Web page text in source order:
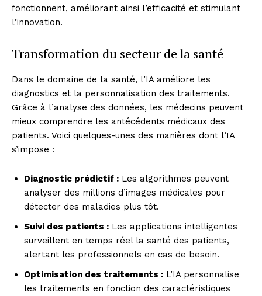
fonctionnent, améliorant ainsi l’efficacité et stimulant
l’innovation.
Transformation du secteur de la santé
Dans le domaine de la santé, l’IA améliore les
diagnostics et la personnalisation des traitements.
Grâce à l’analyse des données, les médecins peuvent
mieux comprendre les antécédents médicaux des
patients. Voici quelques-unes des manières dont l’IA
s’impose :
Diagnostic prédictif : Les algorithmes peuvent
analyser des millions d’images médicales pour
détecter des maladies plus tôt.
Suivi des patients : Les applications intelligentes
surveillent en temps réel la santé des patients,
alertant les professionnels en cas de besoin.
Optimisation des traitements : L’IA personnalise
les traitements en fonction des caractéristiques